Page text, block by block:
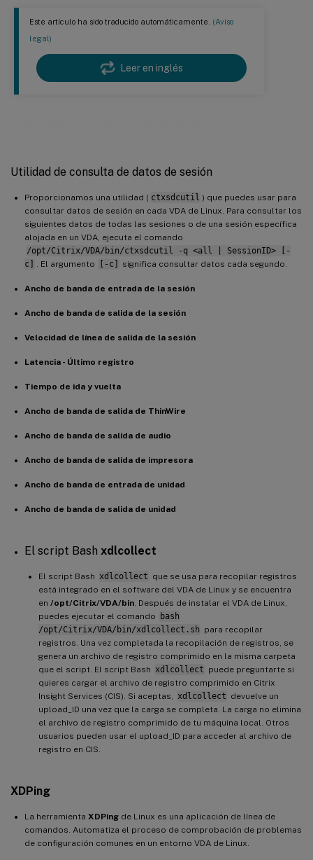
Este artículo ha sido traducido automáticamente. (Aviso
legal)
Leer en inglés
Utilidad de consulta de datos de sesión
Proporcionamos una utilidad ( ctxsdcutil ) que puedes usar para
consultar datos de sesión en cada VDA de Linux. Para consultar los
siguientes datos de todas las sesiones o de una sesión específica
alojada en un VDA, ejecuta el comando
/opt/Citrix/VDA/bin/ctxsdcutil -q <all | SessionID> [-
c]
. El argumento [-c] significa consultar datos cada segundo.
Ancho de banda de entrada de la sesión
Ancho de banda de salida de la sesión
Velocidad de línea de salida de la sesión
Latencia - Último registro
Tiempo de ida y vuelta
Ancho de banda de salida de ThinWire
Ancho de banda de salida de audio
Ancho de banda de salida de impresora
Ancho de banda de entrada de unidad
Ancho de banda de salida de unidad
El script Bash xdlcollect
El script Bash xdlcollect que se usa para recopilar registros
está integrado en el software del VDA de Linux y se encuentra
en /opt/Citrix/VDA/bin . Después de instalar el VDA de Linux,
puedes ejecutar el comando
bash
/opt/Citrix/VDA/bin/xdlcollect.sh para recopilar
registros. Una vez completada la recopilación de registros, se
genera un archivo de registro comprimido en la misma carpeta
que el script. El script Bash xdlcollect puede preguntarte si
quieres cargar el archivo de registro comprimido en Citrix
Insight Services (CIS). Si aceptas,
xdlcollect devuelve un
upload_ID una vez que la carga se completa. La carga no elimina
el archivo de registro comprimido de tu máquina local. Otros
usuarios pueden usar el upload_ID para acceder al archivo de
registro en CIS.
XDPing
La herramienta XDPing de Linux es una aplicación de línea de
comandos. Automatiza el proceso de comprobación de problemas
de configuración comunes en un entorno VDA de Linux.